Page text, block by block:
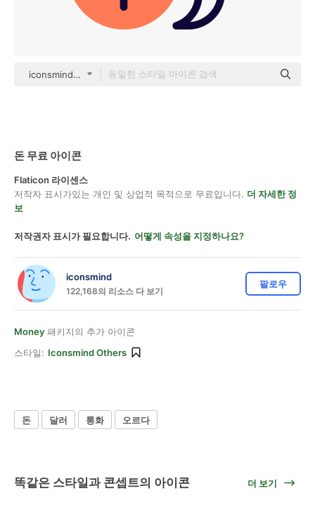
iconsmind Others
돈 무료 아이콘
Flaticon 라이센스
저작자 표시가있는 개인 및 상업적 목적으로 무료입니다. 더 자세한 정
보
저작권자 표시가 필요합니다. 어떻게 속성을 지정하나요?
iconsmind
122,168의 리소스 다 보기
팔로우
Money 패키지의 추가 아이콘
스타일: Iconsmind Others
돈 달러 통화 오르다
똑같은 스타일과 콘셉트의 아이콘 더 보기